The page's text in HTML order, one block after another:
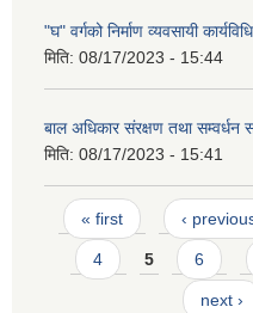
"घ" वर्गको निर्माण व्यवसायी
मिति: 08/17/2023 - 15:44
बाल अधिकार संरक्षण तथा सम्वर्धन
मिति: 08/17/2023 - 15:41
Pages
« first ‹
4 5 6
next ›